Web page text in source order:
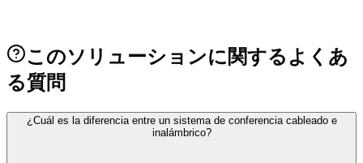
このソリューションに関するよくあ
る質問
¿Cuál es la diferencia entre un sistema de conferencia cableado e
inalámbrico?